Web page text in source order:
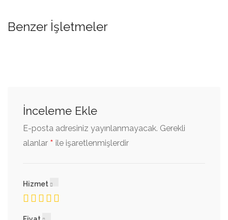
Benzer İşletmeler
İnceleme Ekle
E-posta adresiniz yayınlanmayacak. Gerekli
alanlar * ile işaretlenmişlerdir
Hizmet